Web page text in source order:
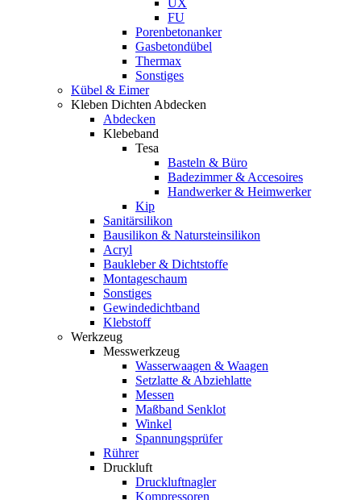
UX
FU
Porenbetonanker
Gasbetondübel
Thermax
Sonstiges
Kübel & Eimer
Kleben Dichten Abdecken
Abdecken
Klebeband
Tesa
Basteln & Büro
Badezimmer & Accesoires
Handwerker & Heimwerker
Kip
Sanitärsilikon
Bausilikon & Natursteinsilikon
Acryl
Baukleber & Dichtstoffe
Montageschaum
Sonstiges
Gewindedichtband
Klebstoff
Werkzeug
Messwerkzeug
Wasserwaagen & Waagen
Setzlatte & Abziehlatte
Messen
Maßband Senklot
Winkel
Spannungsprüfer
Rührer
Druckluft
Druckluftnagler
Kompressoren